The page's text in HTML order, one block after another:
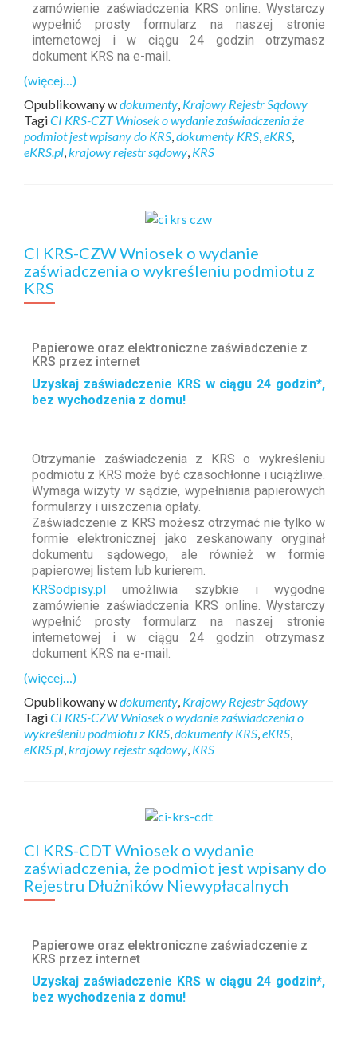
zamówienie zaświadczenia KRS online. Wystarczy
wypełnić prosty formularz na naszej stronie
internetowej i w ciągu 24 godzin otrzymasz
dokument KRS na e-mail.
(więcej…)
Opublikowany wdokumenty Krajowy Rejestr Sądowy
TagiCI KRS-CZT Wniosek o wydanie zaświadczenia że
podmiot jest wpisany do KRS dokumenty KRS eKRS
eKRS.pl krajowy rejestr sądowy KRS
CI KRS-CZW Wniosek o wydanie
zaświadczenia o wykreśleniu podmiotu z
KRS
Papierowe oraz elektroniczne zaświadczenie z
KRS przez internet
Uzyskaj zaświadczenie KRS w ciągu 24 godzin*,
bez wychodzenia z domu!
Otrzymanie zaświadczenia z KRS o wykreśleniu
podmiotu z KRS może być czasochłonne i uciążliwe.
Wymaga wizyty w sądzie, wypełniania papierowych
formularzy i uiszczenia opłaty.
Zaświadczenie z KRS możesz otrzymać nie tylko w
formie elektronicznej jako zeskanowany oryginał
dokumentu sądowego, ale również w formie
papierowej listem lub kurierem.
KRSodpisy.pl umożliwia szybkie i wygodne
zamówienie zaświadczenia KRS online. Wystarczy
wypełnić prosty formularz na naszej stronie
internetowej i w ciągu 24 godzin otrzymasz
dokument KRS na e-mail.
(więcej…)
Opublikowany wdokumenty Krajowy Rejestr Sądowy
TagiCI KRS-CZW Wniosek o wydanie zaświadczenia o
wykreśleniu podmiotu z KRS dokumenty KRS eKRS
eKRS.pl krajowy rejestr sądowy KRS
CI KRS-CDT Wniosek o wydanie
zaświadczenia, że podmiot jest wpisany do
Rejestru Dłużników Niewypłacalnych
Papierowe oraz elektroniczne zaświadczenie z
KRS przez internet
Uzyskaj zaświadczenie KRS w ciągu 24 godzin*,
bez wychodzenia z domu!